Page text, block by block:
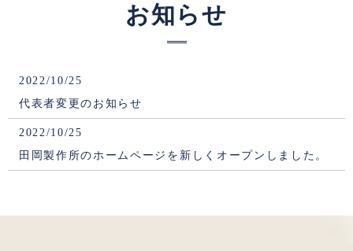
お知らせ
2022/10/25
代表者変更のお知らせ
2022/10/25
田岡製作所のホームページを新しくオープンしました。